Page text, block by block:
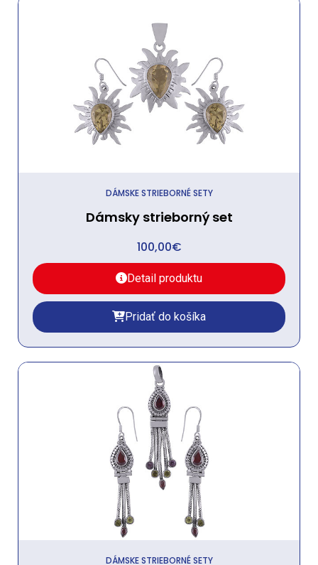
DÁMSKE STRIEBORNÉ SETY
Dámsky strieborný set
100,00€
Detail produktu
Pridať do košíka
DÁMSKE STRIEBORNÉ SETY